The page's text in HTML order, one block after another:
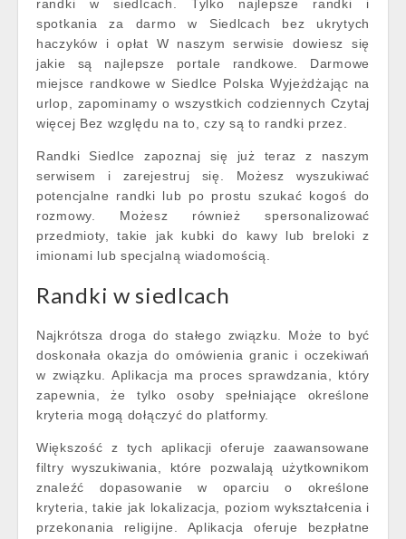
randki w siedlcach. Tylko najlepsze randki i
spotkania za darmo w Siedlcach bez ukrytych
haczyków i opłat W naszym serwisie dowiesz się
jakie są najlepsze portale randkowe. Darmowe
miejsce randkowe w Siedlce Polska Wyjeżdżając na
urlop, zapominamy o wszystkich codziennych Czytaj
więcej Bez względu na to, czy są to randki przez.
Randki Siedlce zapoznaj się już teraz z naszym
serwisem i zarejestruj się. Możesz wyszukiwać
potencjalne randki lub po prostu szukać kogoś do
rozmowy. Możesz również spersonalizować
przedmioty, takie jak kubki do kawy lub breloki z
imionami lub specjalną wiadomością.
Randki w siedlcach
Najkrótsza droga do stałego związku. Może to być
doskonała okazja do omówienia granic i oczekiwań
w związku. Aplikacja ma proces sprawdzania, który
zapewnia, że tylko osoby spełniające określone
kryteria mogą dołączyć do platformy.
Większość z tych aplikacji oferuje zaawansowane
filtry wyszukiwania, które pozwalają użytkownikom
znaleźć dopasowanie w oparciu o określone
kryteria, takie jak lokalizacja, poziom wykształcenia i
przekonania religijne. Aplikacja oferuje bezpłatne